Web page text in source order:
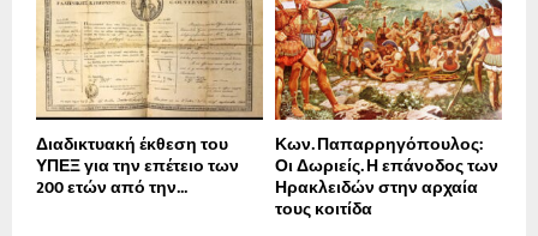
Διαδικτυακή έκθεση του
ΥΠΕΞ για την επέτειο των
200 ετών από την...
Κων. Παπαρρηγόπουλος:
Οι Δωριείς. Η επάνοδος των
Ηρακλειδών στην αρχαία
τους κοιτίδα